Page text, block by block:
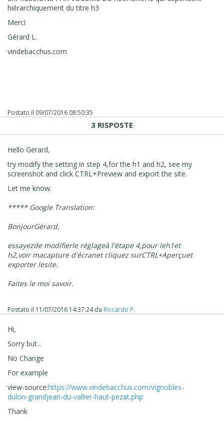
hiérarchiquement du titre h3
Merci
Gérard L.
vindebacchus.com
Postato il 09/07/2016 08:50:35
3 RISPOSTE
Hello Gerard,
try modify the setting in step 4,for the h1 and h2, see my
screenshot and click CTRL+Preview and export the site.
Let me know.
***** Google Translation:
BonjourGérard,
essayezde modifierle réglageà l'étape 4,pour leh1et
h2,voir macapture d'écranet cliquez surCTRL +Aperçuet
exporter lesite.
Faites le moi savoir.
Postato il 11/07/2016 14:37:24da Riccardo P.
Hi,
Sorry but...
No Change
For example
view-source:https://www.vindebacchus.com/vignobles-
dulon-grandjean-du-vallier-haut-pezat.php
Thank